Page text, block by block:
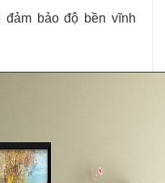
bảo độ bền vĩnh